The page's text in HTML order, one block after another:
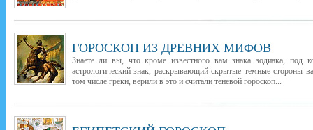
ГОРОСКОП ИЗ ДРЕВНИХ МИФОВ
Знаете ли вы, что кроме известного вам знака зодиака, под
астрологический знак, раскрывающий скрытые темные стороны
том числе греки, верили в это и считали теневой гороскоп...